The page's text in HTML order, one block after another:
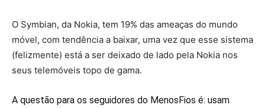
O Symbian, da Nokia, tem 19% das ameaças do mundo
móvel, com tendência a baixar, uma vez que esse sistema
(felizmente) está a ser deixado de lado pela Nokia nos
seus telemóveis topo de gama.
A questão para os seguidores do MenosFios é: usam